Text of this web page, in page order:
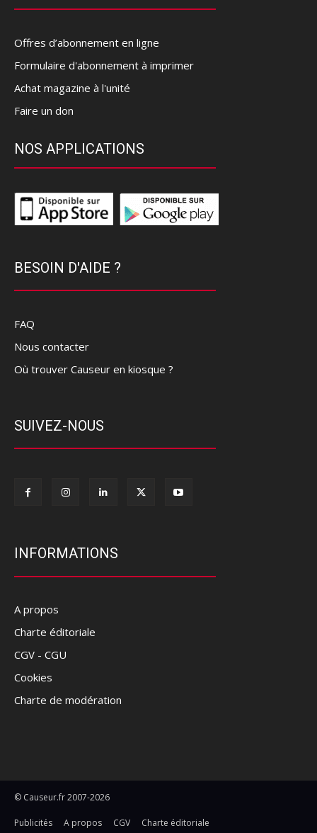
Offres d’abonnement en ligne
Formulaire d'abonnement à imprimer
Achat magazine à l'unité
Faire un don
NOS APPLICATIONS
BESOIN D'AIDE ?
FAQ
Nous contacter
Où trouver Causeur en kiosque ?
SUIVEZ-NOUS
INFORMATIONS
A propos
Charte éditoriale
CGV - CGU
Cookies
Charte de modération
© Causeur.fr 2007-2026
Publicités A propos CGV
Charte éditoriale